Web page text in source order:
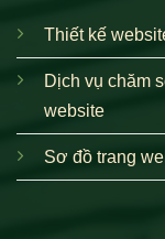
Thiết kế
Dịch vụ chăm
website
Sơ đồ trang